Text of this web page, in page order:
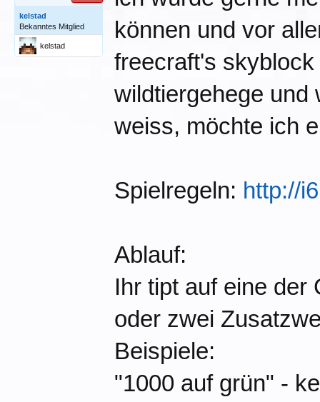
kelstad
Bekanntes Mitglied
kelstad
können und vor
freecraft's
wildtiergehege und
weiss, möchte ich
Spielregeln: http://
Ablauf:
Ihr tipt auf eine der
oder zwei
Beispiele:
"1000 auf grün" -